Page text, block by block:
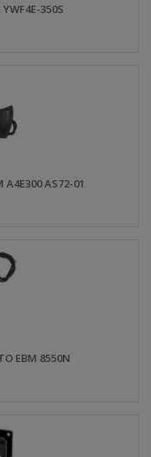
350S
A4E300 AS72-01
EBM 8550N